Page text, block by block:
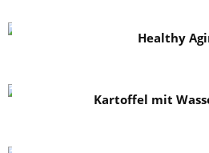
Healthy
Kartoffel mit